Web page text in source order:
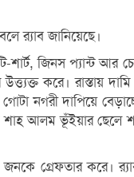
র‍্যাব জানিয়েছে।
জিনস প্যান্ট আর
করে। রাস্তায়
নগরী দাপিয়ে
শাহ আলম ভূঁইয়ার
জনকে গ্রেফতার করে।